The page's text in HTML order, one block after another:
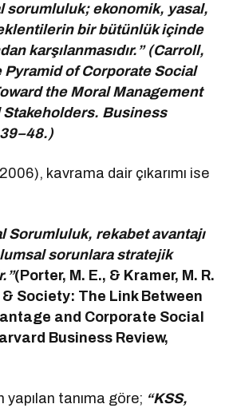
sorumluluk; ekonomik, yasal,
bir bütünlük içinde
karşılanmasıdır.” (Carroll,
of Corporate Social
the Moral Management
Business
kavrama dair çıkarımı ise
Sorumluluk, rekabet avantajı
sorunlara stratejik
(Porter, M. E., & Kramer, M. R.
Society: The Link Between
and Corporate Social
Business Review,
yapılan tanıma göre; “KSS,